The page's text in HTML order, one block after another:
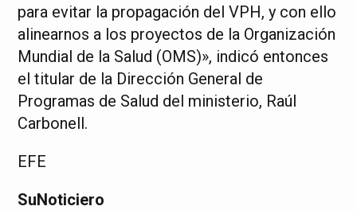
para evitar la propagación del VPH, y con ello
alinearnos a los proyectos de la Organización
Mundial de la Salud (OMS)», indicó entonces
el titular de la Dirección General de
Programas de Salud del ministerio, Raúl
Carbonell.
EFE
SuNoticiero